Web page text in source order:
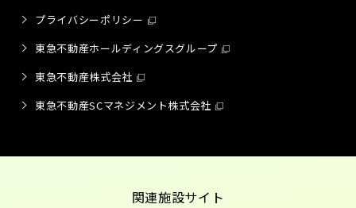
プライバシーポリシー
東急不動産ホールディングスグループ
東急不動産株式会社
東急不動産SCマネジメント株式会社
関連施設サイト